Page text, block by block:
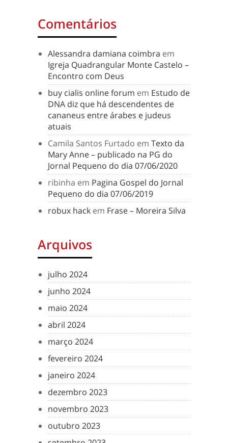
Comentários
Alessandra damiana coimbra em
Igreja Quadrangular Monte Castelo –
Encontro com Deus
buy cialis online forum em Estudo de
DNA diz que há descendentes de
cananeus entre árabes e judeus
atuais
Camila Santos Furtado em Texto da
Mary Anne – publicado na PG do
Jornal Pequeno do dia 07/06/2020
ribinha em Pagina Gospel do Jornal
Pequeno do dia 07/06/2019
robux hack em Frase – Moreira Silva
Arquivos
julho 2024
junho 2024
maio 2024
abril 2024
março 2024
fevereiro 2024
janeiro 2024
dezembro 2023
novembro 2023
outubro 2023